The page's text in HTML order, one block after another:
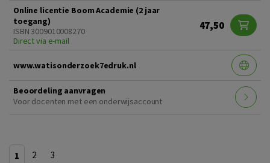
Online licentie Boom Academie (2 jaar
toegang)
ISBN 3009010008270
Direct via e-mail
47,50
www.watisonderzoek7edruk.nl
Beoordeling aanvragen
Voor docenten met een onderwijsaccount
1 2 3